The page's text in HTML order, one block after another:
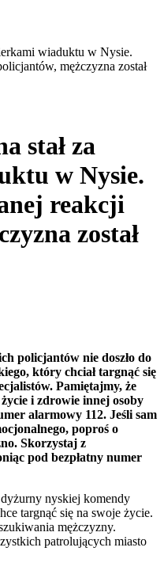
wiaduktu w Nysie.
mężczyzna został
stał za
w Nysie.
reakcji
został
policjantów nie doszło do
który chciał targnąć się
Pamiętajmy, że
życie i zdrowie innej osoby
alarmowy 112. Jeśli sam
poproś o
Skorzystaj z
pod bezpłatny numer
nyskiej komendy
targnąć się na swoje życie.
mężczyzny.
patrolujących miasto